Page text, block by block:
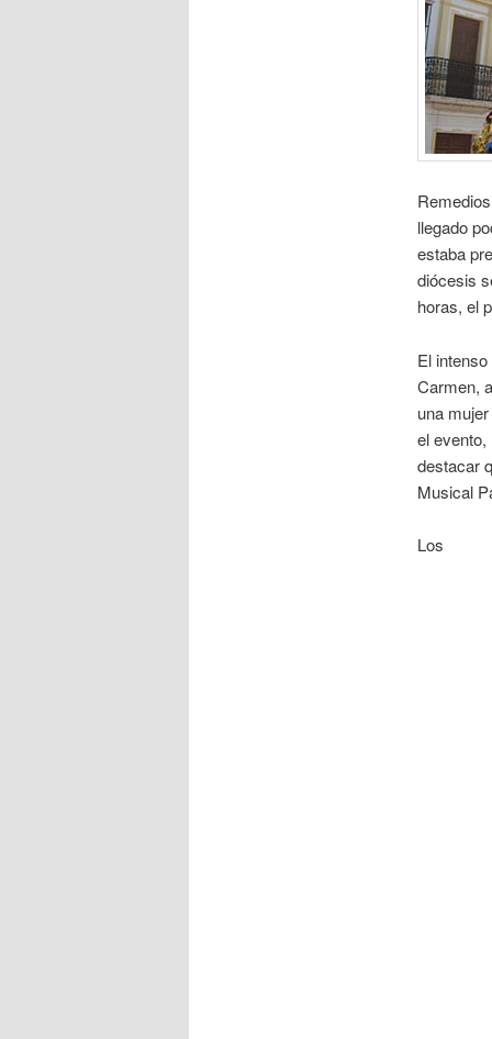
llegado
estaba
diócesis
horas, el
El
Carmen,
una
el
destacar
Musical
Los